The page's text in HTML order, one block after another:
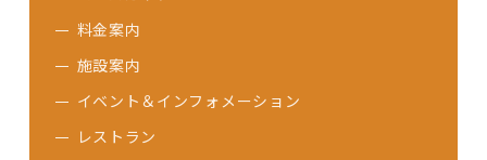
料金案内
施設案内
イベント＆インフォメーション
レストラン